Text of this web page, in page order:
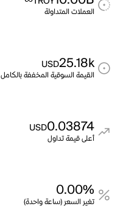
العملات المتداولة
25.18k
USD
القيمة السوقية المخففة بالكامل
0.03874
USD
أعلى قيمة تداول
0.00%
تغير السعر (ساعة واحدة)